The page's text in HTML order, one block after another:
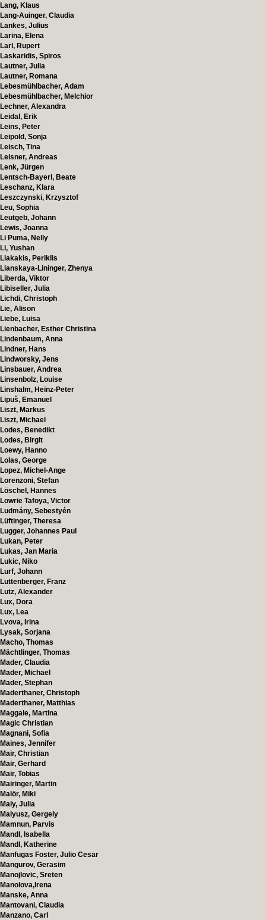
Lang, Klaus
Lang-Auinger, Claudia
Lankes, Julius
Larina, Elena
Larl, Rupert
Laskaridis, Spiros
Lautner, Julia
Lautner, Romana
Lebesmühlbacher, Adam
Lebesmühlbacher, Melchior
Lechner, Alexandra
Leidal, Erik
Leins, Peter
Leipold, Sonja
Leisch, Tina
Leisner, Andreas
Lenk, Jürgen
Lentsch-Bayerl, Beate
Leschanz, Klara
Leszczynski, Krzysztof
Leu, Sophia
Leutgeb, Johann
Lewis, Joanna
Li Puma, Nelly
Li, Yushan
Liakakis, Periklis
Lianskaya-Lininger, Zhenya
Liberda, Viktor
Libiseller, Julia
Lichdi, Christoph
Lie, Alison
Liebe, Luisa
Lienbacher, Esther Christina
Lindenbaum, Anna
Lindner, Hans
Lindworsky, Jens
Linsbauer, Andrea
Linsenbolz, Louise
Linshalm, Heinz-Peter
Lipuš, Emanuel
Liszt, Markus
Liszt, Michael
Lodes, Benedikt
Lodes, Birgit
Loewy, Hanno
Lolas, George
Lopez, Michel-Ange
Lorenzoni, Stefan
Löschel, Hannes
Lowrie Tafoya, Victor
Ludmány, Sebestyén
Lüftinger, Theresa
Lugger, Johannes Paul
Lukan, Peter
Lukas, Jan Maria
Lukic, Niko
Lurf, Johann
Luttenberger, Franz
Lutz, Alexander
Lux, Dora
Lux, Lea
Lvova, Irina
Lysak, Sorjana
Macho, Thomas
Mächtlinger, Thomas
Mader, Claudia
Mader, Michael
Mader, Stephan
Maderthaner, Christoph
Maderthaner, Matthias
Maggale, Martina
Magic Christian
Magnani, Sofia
Maines, Jennifer
Mair, Christian
Mair, Gerhard
Mair, Tobias
Mairinger, Martin
Malör, Miki
Maly, Julia
Malyusz, Gergely
Mamnun, Parvis
Mandl, Isabella
Mandl, Katherine
Manfugas Foster, Julio Cesar
Mangurov, Gerasim
Manojlovic, Sreten
Manolova,Irena
Manske, Anna
Mantovani, Claudia
Manzano, Carl